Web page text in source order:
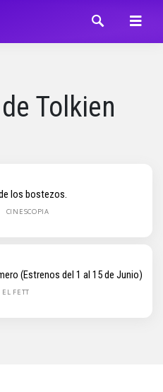
Tolkien
los bostezos.
CINESCOPIA
(Estrenos del 1 al 15 de Junio)
EL FETT